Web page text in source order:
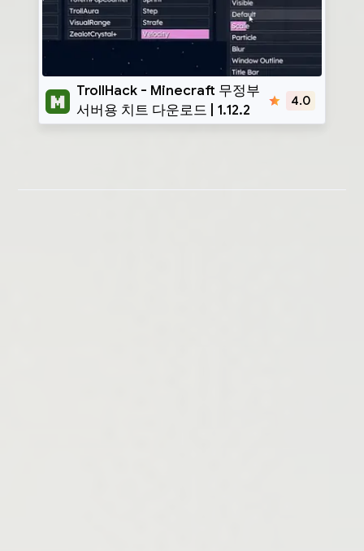
TrollHack
TrollHack - Minecraft 무정부
서버용 치트 다운로드 | 1.12.2
4.0